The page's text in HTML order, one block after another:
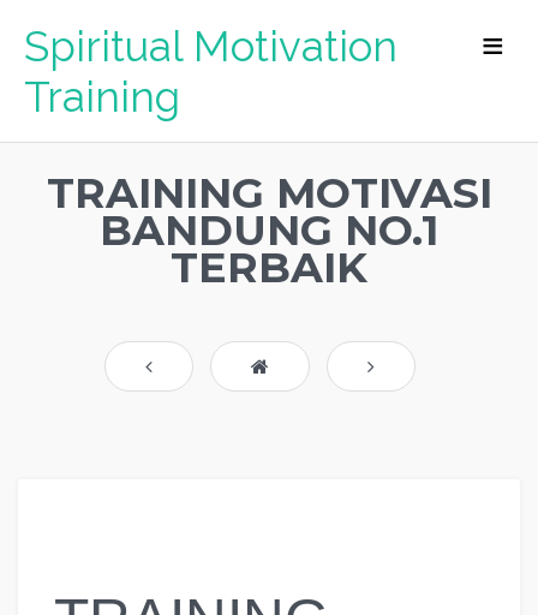
Spiritual Motivation
Training
TRAINING MOTIVASI
BANDUNG NO.1
TERBAIK